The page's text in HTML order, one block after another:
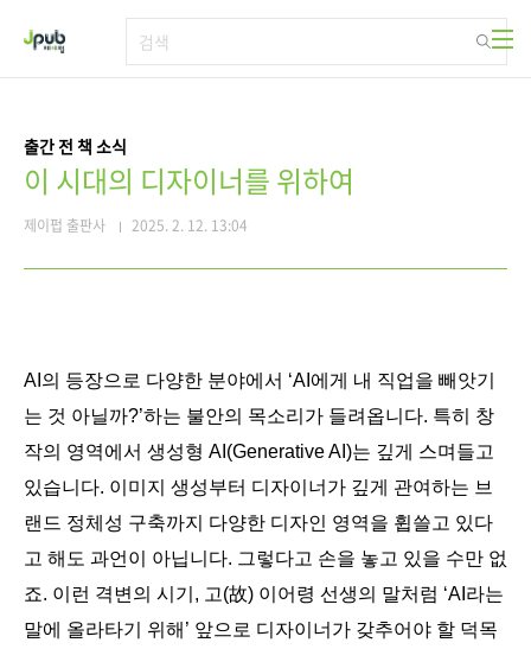
출간 전 책 소식
이 시대의 디자이너를 위하여
제이펍 출판사 2025. 2. 12. 13:04
AI의 등장으로 다양한 분야에서 ‘AI에게 내 직업을 빼앗기
는 것 아닐까?’하는 불안의 목소리가 들려옵니다. 특히 창
작의 영역에서 생성형 AI(Generative AI)는 깊게 스며들고
있습니다. 이미지 생성부터 디자이너가 깊게 관여하는 브
랜드 정체성 구축까지 다양한 디자인 영역을 휩쓸고 있다
고 해도 과언이 아닙니다. 그렇다고 손을 놓고 있을 수만 없
죠. 이런 격변의 시기, 고(故) 이어령 선생의 말처럼 ‘AI라는
말에 올라타기 위해’ 앞으로 디자이너가 갖추어야 할 덕목